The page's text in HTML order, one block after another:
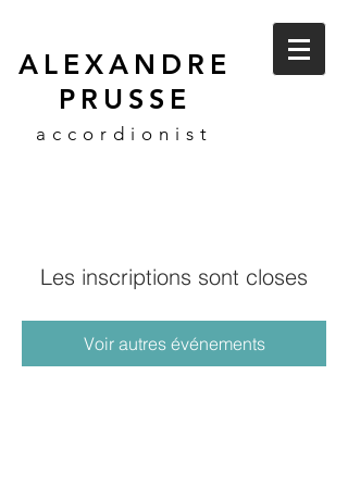
ALEXANDRE
PRUSSE
accordionist
Les inscriptions sont closes
Voir autres événements